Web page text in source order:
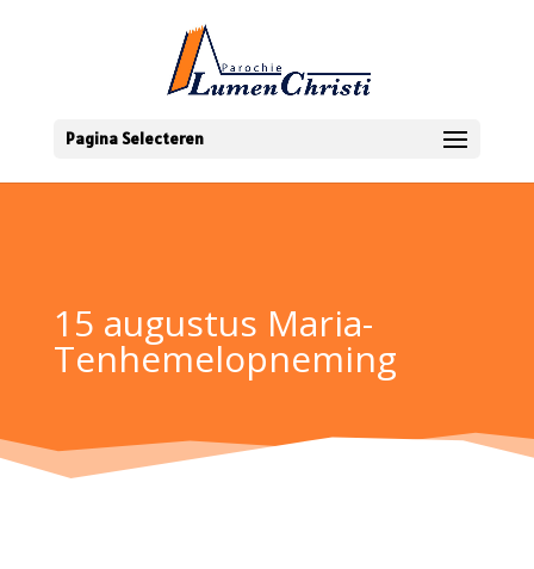
Pagina Selecteren
15 augustus Maria-
Tenhemelopneming